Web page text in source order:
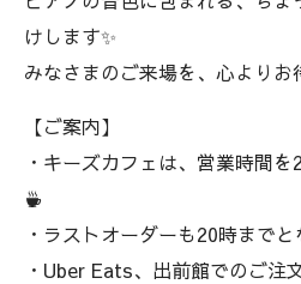
けします✨
みなさまのご来場を、心より
【ご案内】
・キーズカフェは、営業時間
☕️
・ラストオーダーも20時まで
・Uber Eats、出前館でのご注